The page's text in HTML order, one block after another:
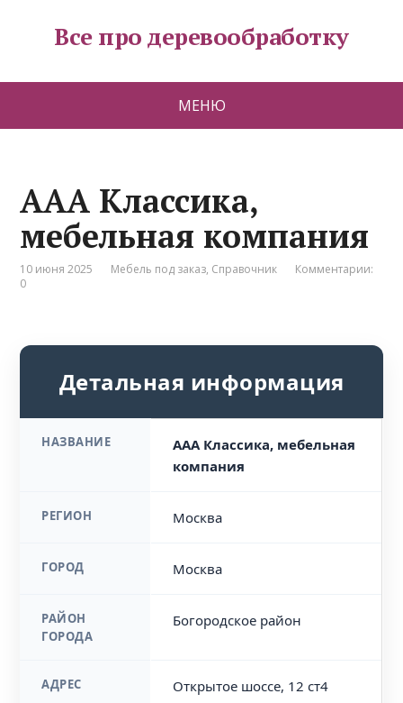
Все про деревообработку
МЕНЮ
ААА Классика,
мебельная компания
10 июня 2025 Мебель под заказ, Справочник
Комментарии:
0
Детальная информация
НАЗВАНИЕ
ААА Классика, мебельная
компания
РЕГИОН Москва
ГОРОД Москва
РАЙОН
ГОРОДА
Богородское район
АДРЕС Открытое шоссе, 12 ст4